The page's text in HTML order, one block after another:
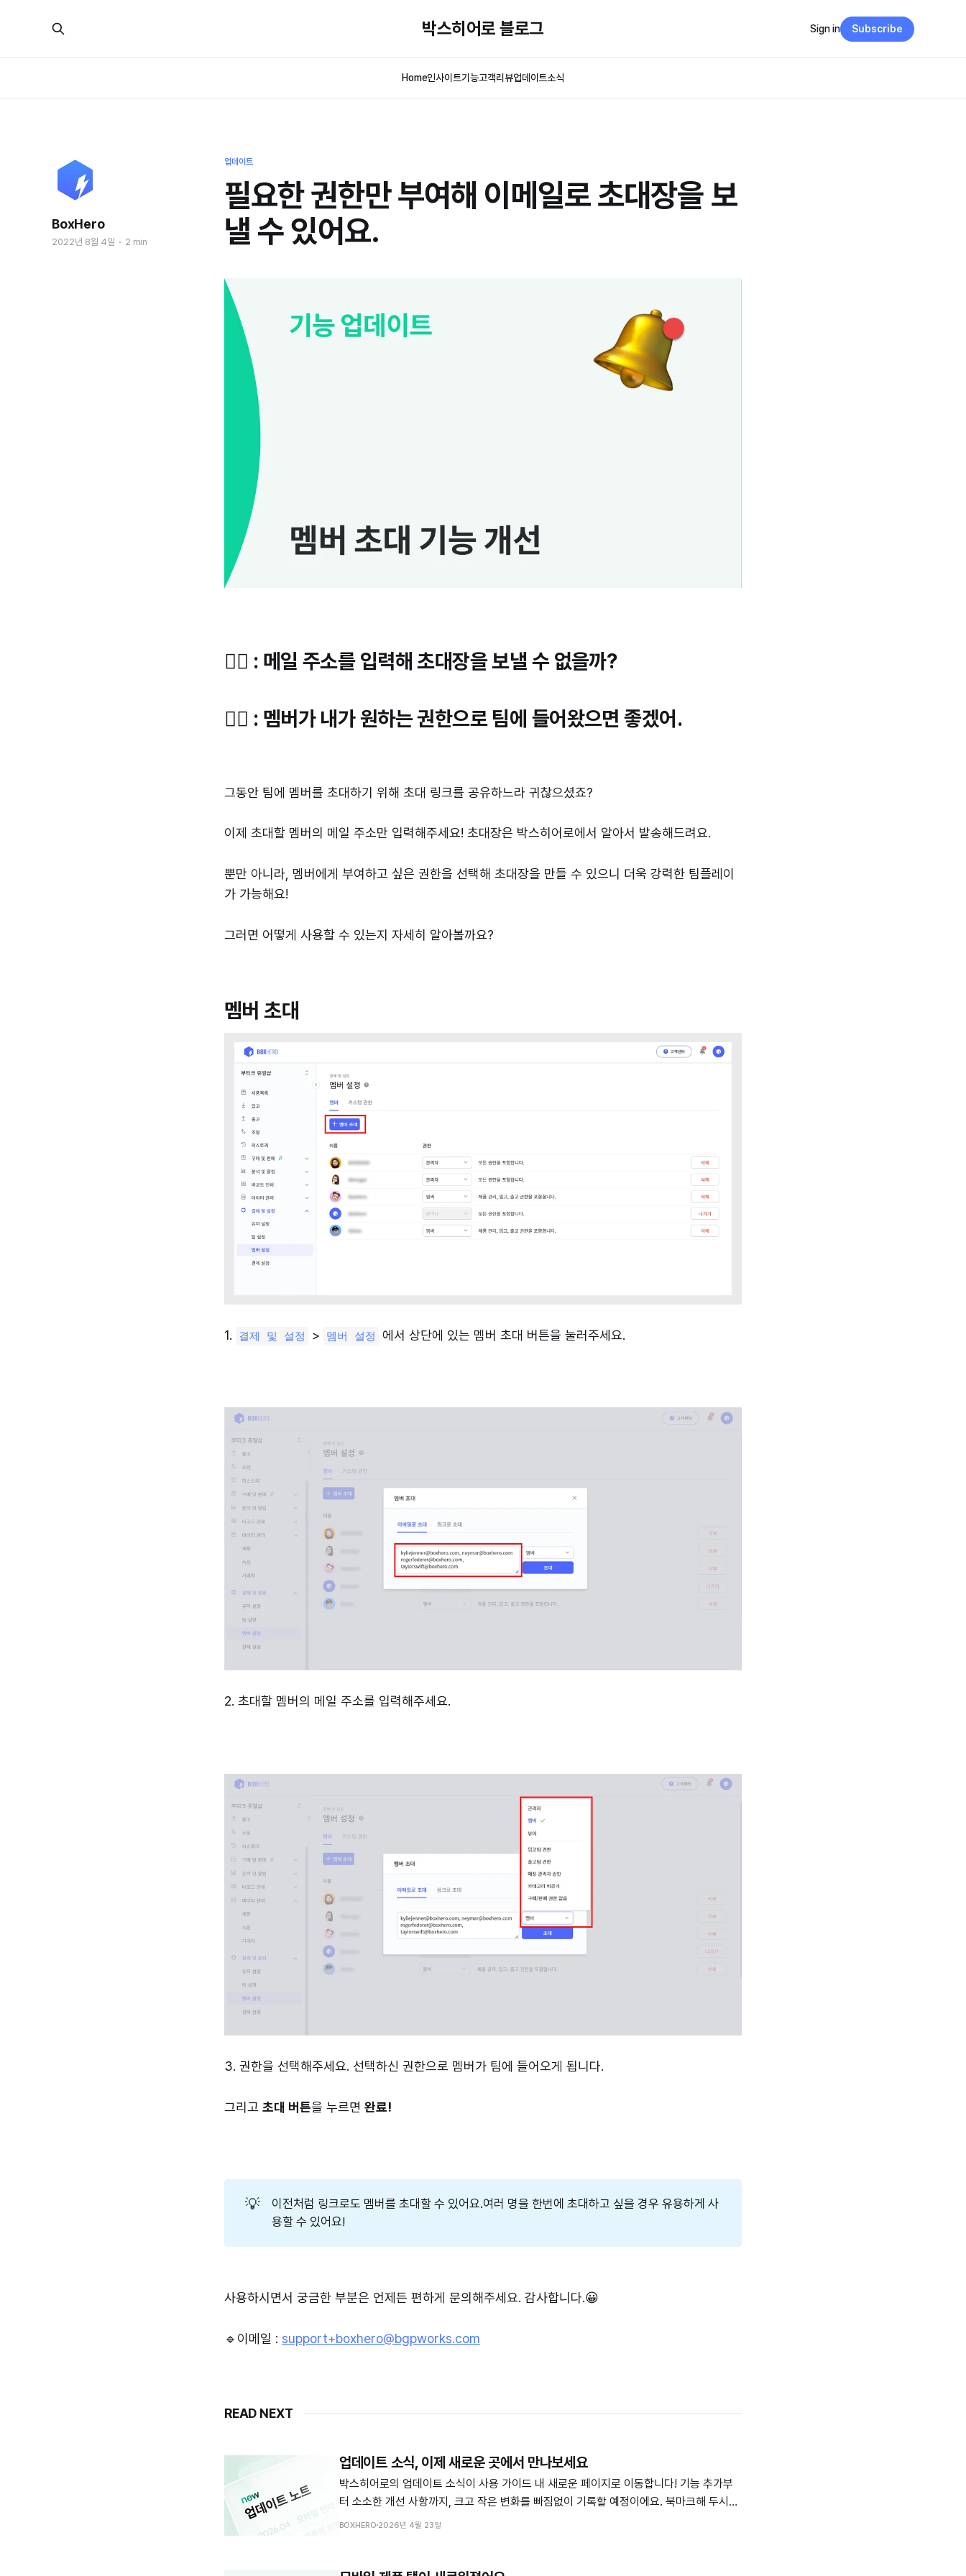
박스히어로 블로그
Home인사이트기능고객리뷰업데이트소식
Sign in Subscribe
업데이트
필요한 권한만 부여해 이메일로 초대장을 보
낼 수 있어요.
BoxHero
2022년 8월 4일 2 min
🤷‍♀ : 메일 주소를 입력해 초대장을 보낼 수 없을까?
🤷‍♂️ : 멤버가 내가 원하는 권한으로 팀에 들어왔으면 좋겠어.
그동안 팀에 멤버를 초대하기 위해 초대 링크를 공유하느라 귀찮으셨죠?
이제 초대할 멤버의 메일 주소만 입력해주세요! 초대장은 박스히어로에서 알아서 발송해드려요.
뿐만 아니라, 멤버에게 부여하고 싶은 권한을 선택해 초대장을 만들 수 있으니 더욱 강력한 팀플레이
가 가능해요!
그러면 어떻게 사용할 수 있는지 자세히 알아볼까요?
멤버 초대
1. 결제 및 설정 > 멤버 설정 에서 상단에 있는 멤버 초대 버튼을 눌러주세요.
2. 초대할 멤버의 메일 주소를 입력해주세요.
3. 권한을 선택해주세요. 선택하신 권한으로 멤버가 팀에 들어오게 됩니다.
그리고 초대 버튼을 누르면 완료!
💡
이전처럼 링크로도 멤버를 초대할 수 있어요.여러 명을 한번에 초대하고 싶을 경우 유용하게 사
용할 수 있어요!
사용하시면서 궁금한 부분은 언제든 편하게 문의해주세요. 감사합니다.😀
🔹이메일 : support+boxhero@bgpworks.com
READ NEXT
업데이트 소식, 이제 새로운 곳에서 만나보세요
박스히어로의 업데이트 소식이 사용 가이드 내 새로운 페이지로 이동합니다! 기능 추가부
터 소소한 개선 사항까지, 크고 작은 변화를 빠짐없이 기록할 예정이에요. 북마크해 두시면
박스히어로가 어떻게 달라지고 있는지 한눈에 확인하실 수 있어요. 앞으로도 고객 여러분
BOXHERO 2026년 4월 23일